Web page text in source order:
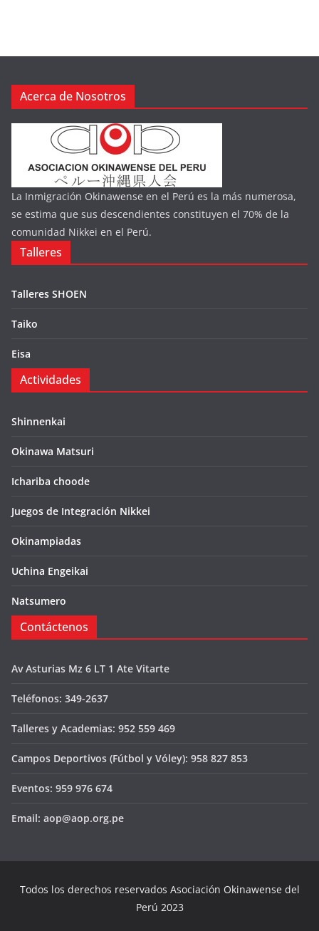
Acerca de Nosotros
La Inmigración Okinawense en el Perú es la más numerosa,
se estima que sus descendientes constituyen el 70% de la
comunidad Nikkei en el Perú.
Talleres
Talleres SHOEN
Taiko
Eisa
Actividades
Shinnenkai
Okinawa Matsuri
Ichariba choode
Juegos de Integración Nikkei
Okinampiadas
Uchina Engeikai
Natsumero
Contáctenos
Av Asturias Mz 6 LT 1 Ate Vitarte
Teléfonos: 349-2637
Talleres y Academias: 952 559 469
Campos Deportivos (Fútbol y Vóley): 958 827 853
Eventos: 959 976 674
Email: aop@aop.org.pe
Todos los derechos reservados Asociación Okinawense del
Perú 2023